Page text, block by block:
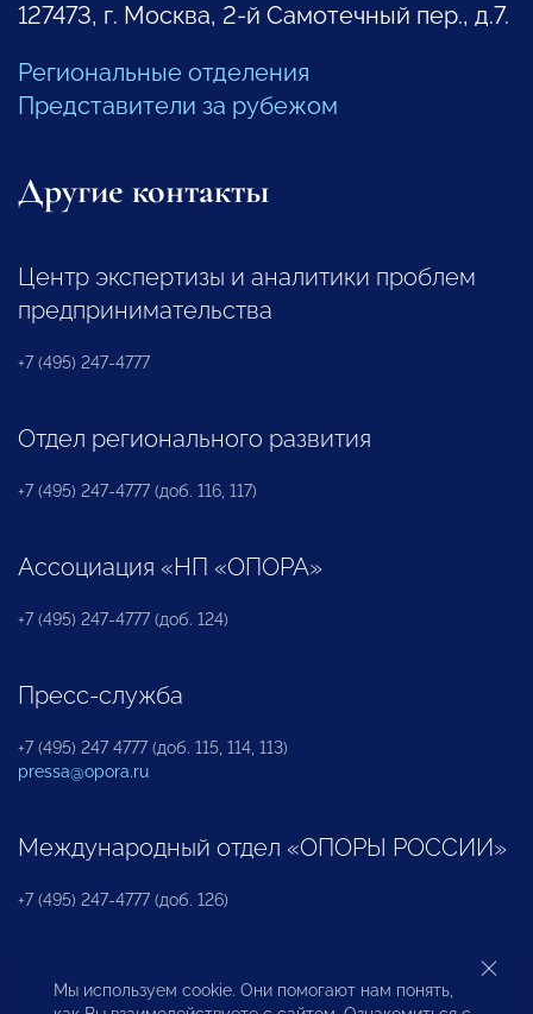
127473, г. Москва, 2-й Самотечный пер., д.7.
Региональные отделения
Представители за рубежом
Другие контакты
Центр экспертизы и аналитики проблем
предпринимательства
+7 (495) 247-4777
Отдел регионального развития
+7 (495) 247-4777 (доб. 116, 117)
Ассоциация «НП «ОПОРА»
+7 (495) 247-4777 (доб. 124)
Пресс-служба
+7 (495) 247 4777 (доб. 115, 114, 113)
pressa@opora.ru
Международный отдел «ОПОРЫ РОССИИ»
+7 (495) 247-4777 (доб. 126)
Бюро по защите прав предпринимателей и
Мы используем cookie. Они помогают нам понять,